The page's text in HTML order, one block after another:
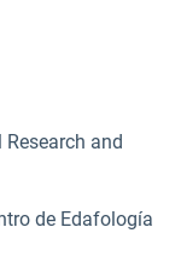
and
de Edafología